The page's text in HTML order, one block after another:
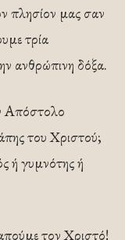
πλησίον μας σαν
τρία
ανθρώπινη δόξα.
Απόστολο
του Χριστού;
ή γυμνότης ή
τον Χριστό!